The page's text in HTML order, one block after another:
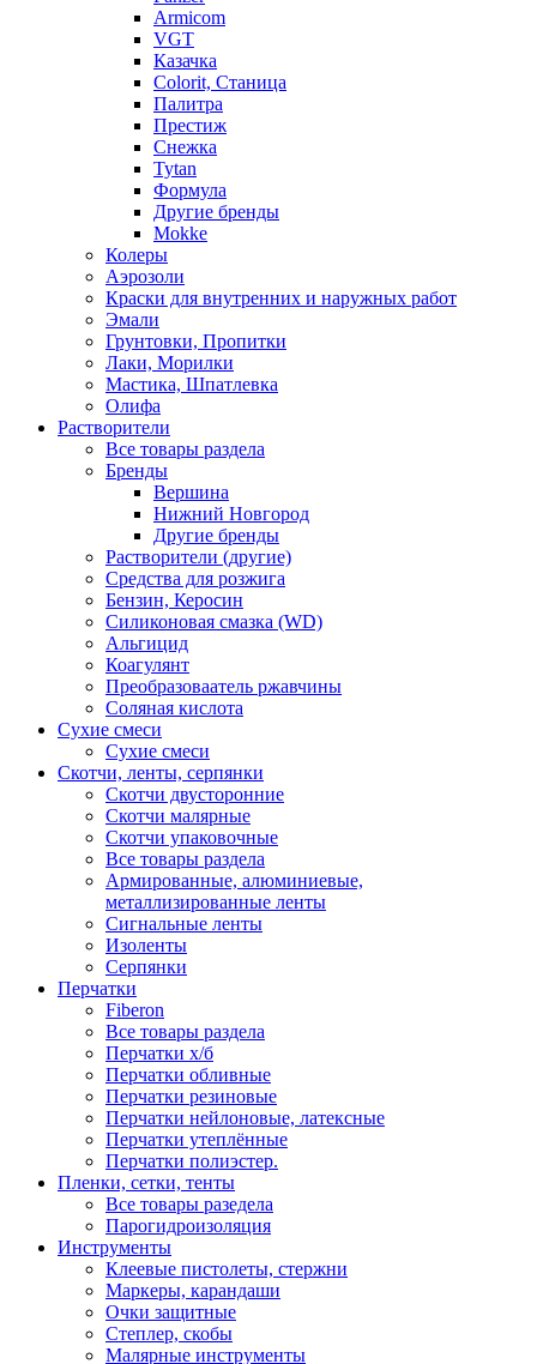
Armicom
VGT
Казачка
Colorit, Станица
Палитра
Престиж
Снежка
Tytan
Формула
Другие бренды
Mokke
Колеры
Аэрозоли
Краски для внутренних и наружных работ
Эмали
Грунтовки, Пропитки
Лаки, Морилки
Мастика, Шпатлевка
Олифа
Растворители
Все товары раздела
Бренды
Вершина
Нижний Новгород
Другие бренды
Растворители (другие)
Средства для розжига
Бензин, Керосин
Силиконовая смазка (WD)
Альгицид
Коагулянт
Преобразоваатель ржавчины
Соляная кислота
Сухие смеси
Сухие смеси
Скотчи, ленты, серпянки
Скотчи двусторонние
Скотчи малярные
Скотчи упаковочные
Все товары раздела
Армированные, алюминиевые,
металлизированные ленты
Сигнальные ленты
Изоленты
Серпянки
Перчатки
Fiberon
Все товары раздела
Перчатки х/б
Перчатки обливные
Перчатки резиновые
Перчатки нейлоновые, латексные
Перчатки утеплённые
Перчатки полиэстер.
Пленки, сетки, тенты
Все товары разедела
Парогидроизоляция
Инструменты
Клеевые пистолеты, стержни
Маркеры, карандаши
Очки защитные
Степлер, скобы
Малярные инструменты